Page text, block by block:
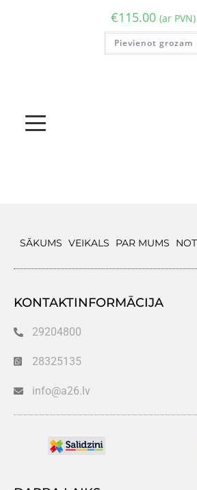
€115.00 (ar PVN)
Pievienot grozam
SĀKUMS VEIKALS PAR MUMS
KONTAKTINFORMĀCIJA
29204800
28325135
info@a26.lv